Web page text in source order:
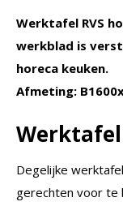
Werktafel RVS
werkblad is
horeca keuken.
Afmeting:
Werktafel
Degelijke
gerechten voor te